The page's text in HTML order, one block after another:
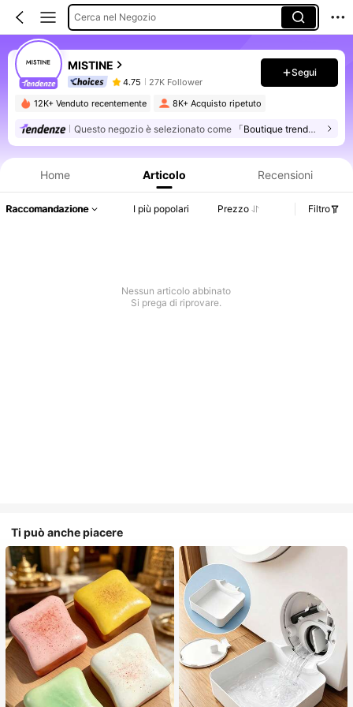
Cerca nel Negozio
MISTINE
4.75 27K Follower
Segui
12K+ Venduto recentemente 8K+ Acquisto ripetuto
Questo negozio è selezionato come 「Boutique trendy」
Home Articolo Recensioni
Raccomandazione I più popolari Prezzo Filtro
Nessun articolo abbinato
Si prega di riprovare.
Ti può anche piacere